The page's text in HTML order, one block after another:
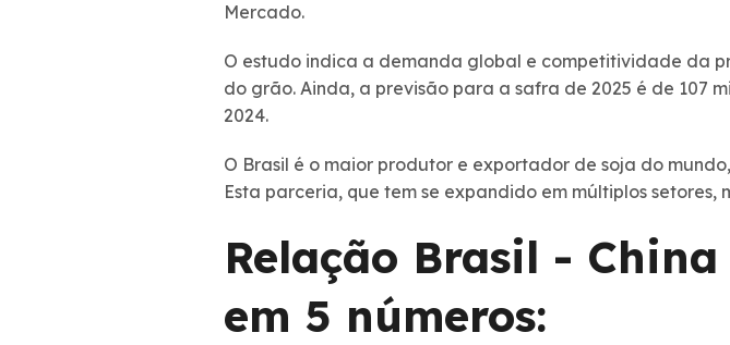
Mercado.
O estudo indica a demanda global e competitividade da
do grão. Ainda, a previsão para a safra de 2025 é de 107
2024.
O Brasil é o maior produtor e exportador de soja do
Esta parceria, que tem se expandido em múltiplos
Relação Brasil -
em 5 números: